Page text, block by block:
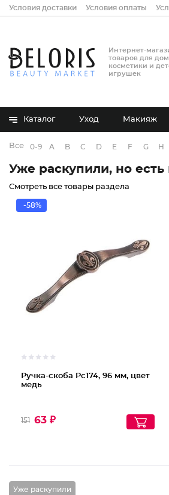
Условия доставки Условия оплаты
Интернет-
товаров для
косметики и
игрушек
Каталог Уход Макияж
Все бренды
0-9 A B C D E F G H
Уже раскупили, но
Смотреть все товары раздела
-58%
Ручка-скоба Pc174, 96 мм, цвет
медь
151 63 ₽
Уже раскупили